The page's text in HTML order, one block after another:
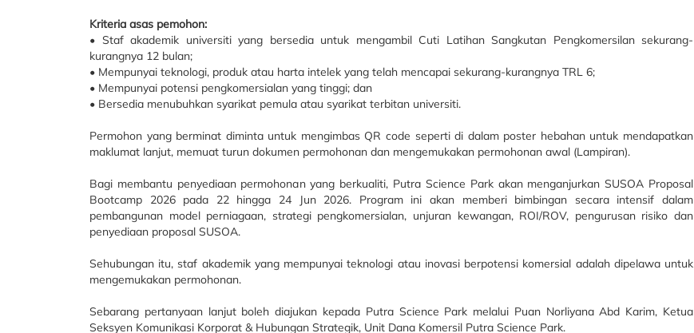
Kriteria asas pemohon:
• Staf akademik universiti yang bersedia untuk mengambil Cuti Latihan Sangkutan Pengkomersilan sekurang-
kurangnya 12 bulan;
• Mempunyai teknologi, produk atau harta intelek yang telah mencapai sekurang-kurangnya TRL 6;
• Mempunyai potensi pengkomersialan yang tinggi; dan
• Bersedia menubuhkan syarikat pemula atau syarikat terbitan universiti.
Permohon yang berminat diminta untuk mengimbas QR code seperti di dalam poster hebahan untuk mendapatkan
maklumat lanjut, memuat turun dokumen permohonan dan mengemukakan permohonan awal (Lampiran).
Bagi membantu penyediaan permohonan yang berkualiti, Putra Science Park akan menganjurkan SUSOA Proposal
Bootcamp 2026 pada 22 hingga 24 Jun 2026. Program ini akan memberi bimbingan secara intensif dalam
pembangunan model perniagaan, strategi pengkomersialan, unjuran kewangan, ROI/ROV, pengurusan risiko dan
penyediaan proposal SUSOA.
Sehubungan itu, staf akademik yang mempunyai teknologi atau inovasi berpotensi komersial adalah dipelawa untuk
mengemukakan permohonan.
Sebarang pertanyaan lanjut boleh diajukan kepada Putra Science Park melalui Puan Norliyana Abd Karim, Ketua
Seksyen Komunikasi Korporat & Hubungan Strategik, Unit Dana Komersil Putra Science Park.